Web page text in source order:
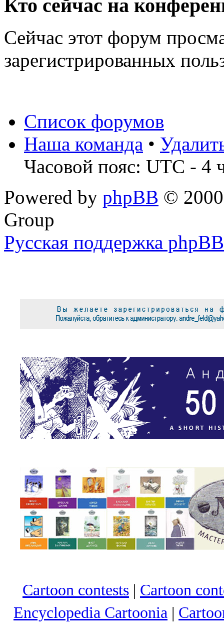
Кто сейчас на
Сейчас этот форум
зарегистрированных
Список форумов
Наша команда •
Часовой пояс: UTC - 4
Powered by phpBB ©
Group
Русская поддержка phpBB
Cartoon contests | Cartoon
Encyclopedia Cartoonia |